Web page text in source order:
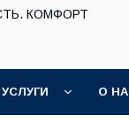
КОМФОРТ
О